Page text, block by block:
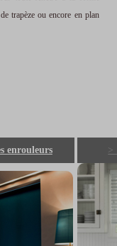
trapèze ou encore en plan
enrouleurs